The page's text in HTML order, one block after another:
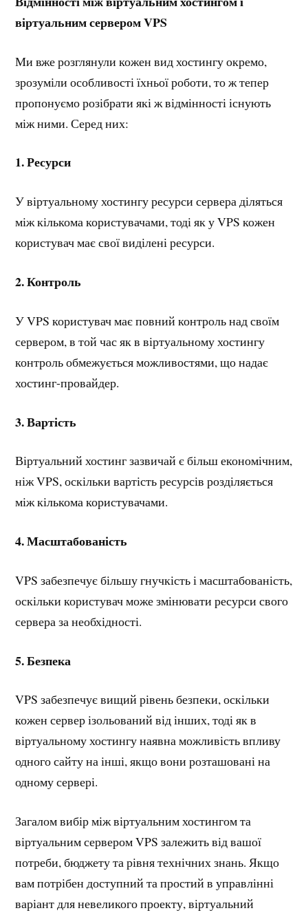
віртуальним сервером VPS
Ми вже розглянули кожен вид хостингу окремо,
зрозуміли особливості їхньої роботи, то ж тепер
пропонуємо розібрати які ж відмінності існують
між ними. Серед них:
1. Ресурси
У віртуальному хостингу ресурси сервера діляться
між кількома користувачами, тоді як у VPS кожен
користувач має свої виділені ресурси.
2. Контроль
У VPS користувач має повний контроль над своїм
сервером, в той час як в віртуальному хостингу
контроль обмежується можливостями, що надає
хостинг-провайдер.
3.Вартість
Віртуальний хостинг зазвичай є більш економічним,
ніж VPS, оскільки вартість ресурсів розділяється
між кількома користувачами.
4. Масштабованість
VPS забезпечує більшу гнучкість і масштабованість,
оскільки користувач може змінювати ресурси свого
сервера за необхідності.
5. Безпека
VPS забезпечує вищий рівень безпеки, оскільки
кожен сервер ізольований від інших, тоді як в
віртуальному хостингу наявна можливість впливу
одного сайту на інші, якщо вони розташовані на
одному сервері.
Загалом вибір між віртуальним хостингом та
віртуальним сервером VPS залежить від вашої
потреби, бюджету та рівня технічних знань. Якщо
вам потрібен доступний та простий в управлінні
варіант для невеликого проекту, віртуальний